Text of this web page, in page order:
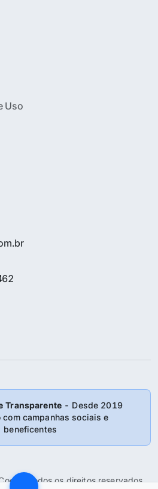
Uso
Transparente - Desde 2019
com campanhas sociais e
beneficentes
Todos os direitos reservados